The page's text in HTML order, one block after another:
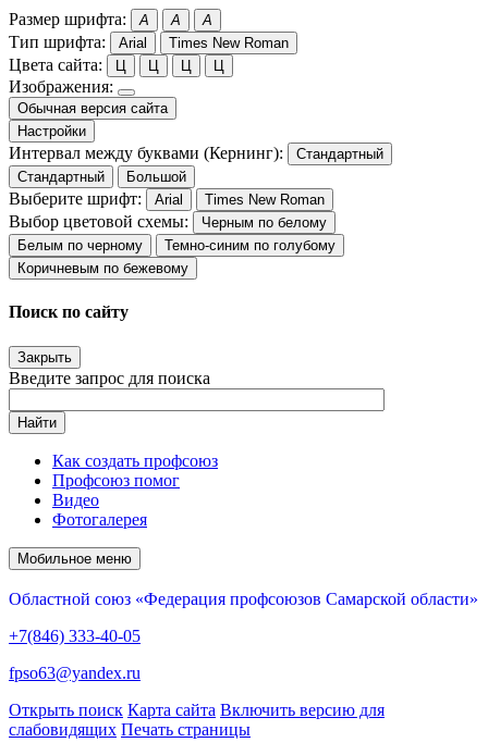
Размер шрифта: A A A
Тип шрифта: Arial Times New Roman
Цвета сайта: Ц Ц Ц Ц
Изображения:
Обычная версия сайта
Настройки
Интервал между буквами (Кернинг):
Стандартный
Стандартный
Большой
Выберите шрифт: Arial Times New Roman
Выбор цветовой схемы:
Черным по белому
Белым по черному
Темно-синим по голубому
Коричневым по бежевому
Поиск по сайту
Закрыть
Введите запрос для поиска
Найти
Как создать профсоюз
Профсоюз помог
Видео
Фотогалерея
Мобильное меню
Областной союз «Федерация профсоюзов Самарской области»
+7(846) 333-40-05
fpso63@yandex.ru
Открыть поиск Карта сайта Включить версию для
слабовидящих Печать страницы